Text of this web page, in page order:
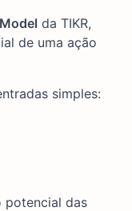
da TIKR,
de uma ação
simples:
potencial das